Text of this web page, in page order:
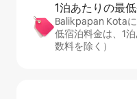
1泊あたりの最⁠
Balikpapan Kota
低宿泊料金は、1
数料を除く）